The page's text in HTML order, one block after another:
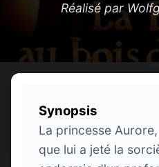
Réalisé par
Synopsis
La princesse
que lui a jeté la